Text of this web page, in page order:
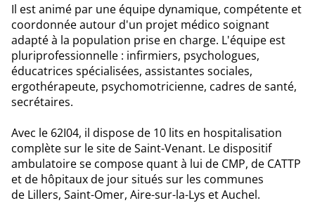
Il est animé par une équipe dynamique, compétente et
coordonnée autour d'un projet médico soignant
adapté à la population prise en charge. L'équipe est
pluriprofessionnelle : infirmiers, psychologues,
éducatrices spécialisées, assistantes sociales,
ergothérapeute, psychomotricienne, cadres de santé,
secrétaires.
Avec le 62I04, il dispose de 10 lits en hospitalisation
complète sur le site de Saint-Venant. Le dispositif
ambulatoire se compose quant à lui de CMP, de CATTP
et de hôpitaux de jour situés sur les communes
de Lillers, Saint-Omer, Aire-sur-la-Lys et Auchel.